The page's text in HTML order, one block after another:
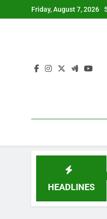
to
Friday, August 7, 2026
HEADLINES
राजस्थान में
1 Year Ago